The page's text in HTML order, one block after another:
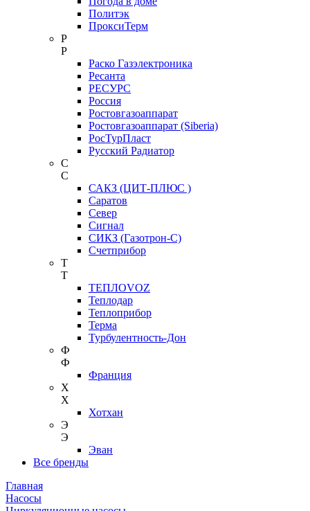
Политэк
ПроксиТерм
Р
Р
Раско Газэлектроника
Ресанта
РЕСУРС
Россия
Ростовгазоаппарат
Ростовгазоаппарат (Siberia)
РосТурПласт
Русский Радиатор
С
С
САКЗ (ЦИТ-ПЛЮС )
Саратов
Север
Сигнал
СИКЗ (Газотрон-С)
Счетприбор
Т
Т
ТЕПЛОVOZ
Теплодар
Теплоприбор
Терма
Турбулентность-Дон
Ф
Ф
Франция
Х
Х
Хотхан
Э
Э
Эван
Все бренды
Главная
Насосы